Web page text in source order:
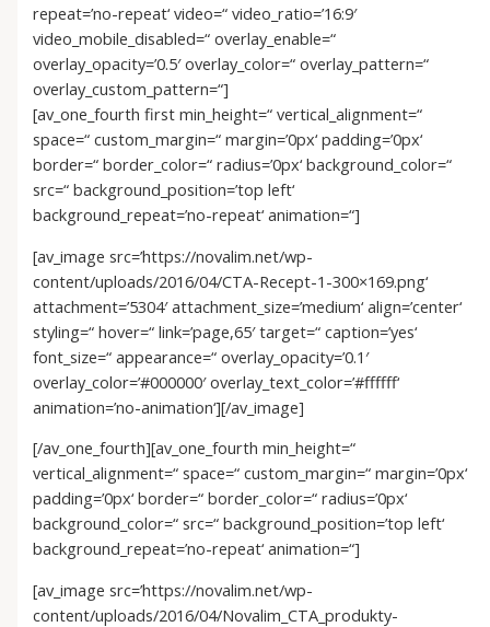
repeat=’no-repeat‘ video=“ video_ratio=’16:9′
video_mobile_disabled=“ overlay_enable=“
overlay_opacity=’0.5′ overlay_color=“ overlay_pattern=“
overlay_custom_pattern=“]
[av_one_fourth first min_height=“ vertical_alignment=“
space=“ custom_margin=“ margin=’0px‘ padding=’0px‘
border=“ border_color=“ radius=’0px‘ background_color=“
src=“ background_position=’top left‘
background_repeat=’no-repeat‘ animation=“]
[av_image src=’https://novalim.net/wp-
content/uploads/2016/04/CTA-Recept-1-300×169.png‘
attachment=’5304′ attachment_size=’medium‘ align=’center‘
styling=“ hover=“ link=’page,65′ target=“ caption=’yes‘
font_size=“ appearance=“ overlay_opacity=’0.1′
overlay_color=’#000000′ overlay_text_color=’#ffffff‘
animation=’no-animation‘][/av_image]
[/av_one_fourth][av_one_fourth min_height=“
vertical_alignment=“ space=“ custom_margin=“ margin=’0px‘
padding=’0px‘ border=“ border_color=“ radius=’0px‘
background_color=“ src=“ background_position=’top left‘
background_repeat=’no-repeat‘ animation=“]
[av_image src=’https://novalim.net/wp-
content/uploads/2016/04/Novalim_CTA_produkty-